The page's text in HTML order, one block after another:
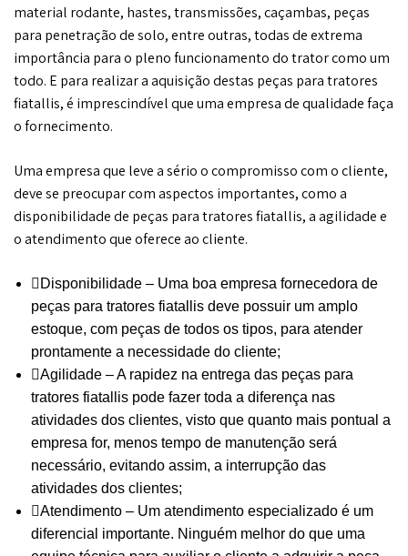
material rodante, hastes, transmissões, caçambas, peças
para penetração de solo, entre outras, todas de extrema
importância para o pleno funcionamento do trator como um
todo. E para realizar a aquisição destas peças para tratores
fiatallis, é imprescindível que uma empresa de qualidade faça
o fornecimento.
Uma empresa que leve a sério o compromisso com o cliente,
deve se preocupar com aspectos importantes, como a
disponibilidade de peças para tratores fiatallis, a agilidade e
o atendimento que oferece ao cliente.
Disponibilidade – Uma boa empresa fornecedora de
peças para tratores fiatallis deve possuir um amplo
estoque, com peças de todos os tipos, para atender
prontamente a necessidade do cliente;
Agilidade – A rapidez na entrega das peças para
tratores fiatallis pode fazer toda a diferença nas
atividades dos clientes, visto que quanto mais pontual a
empresa for, menos tempo de manutenção será
necessário, evitando assim, a interrupção das
atividades dos clientes;
Atendimento – Um atendimento especializado é um
diferencial importante. Ninguém melhor do que uma